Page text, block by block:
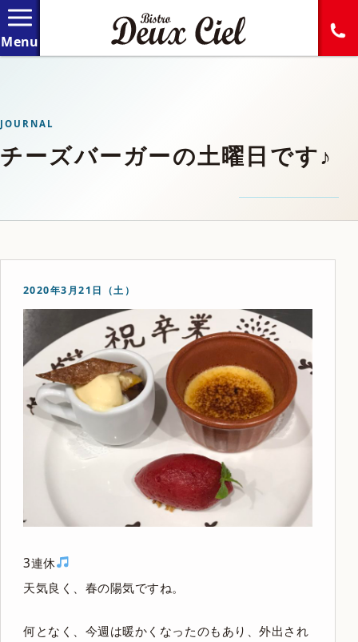
JOURNAL
チーズバーガーの土曜日です♪
2020年3月21日（土）
3連休
天気良く、春の陽気ですね。
何となく、今週は暖かくなったのもあり、外出され